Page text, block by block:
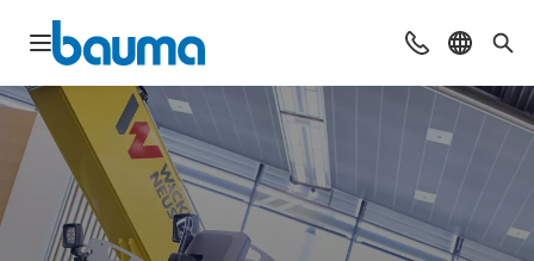
Navigation öffnen Beratung &
Sprache